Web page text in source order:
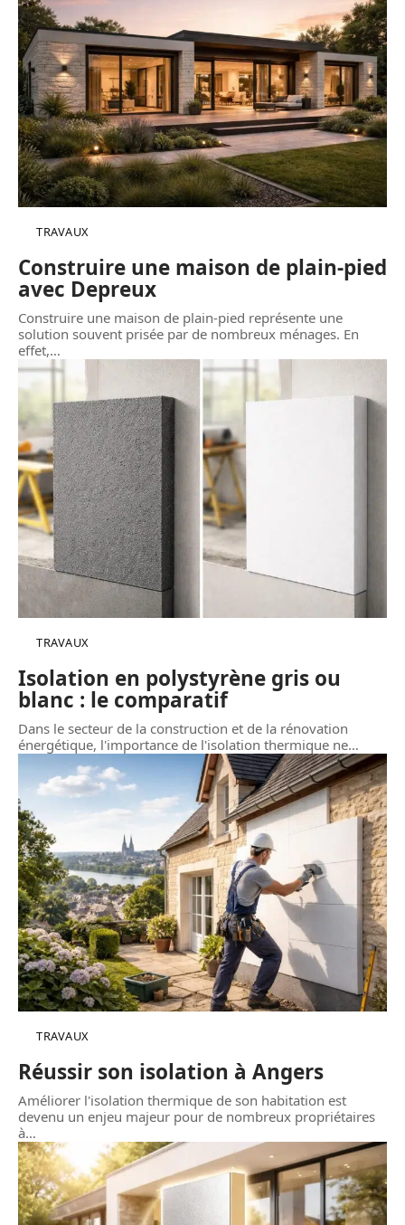
TRAVAUX
Construire une maison de plain-pied
avec Depreux
Construire une maison de plain-pied représente une
solution souvent prisée par de nombreux ménages. En
effet,…
TRAVAUX
Isolation en polystyrène gris ou
blanc : le comparatif
Dans le secteur de la construction et de la rénovation
énergétique, l'importance de l'isolation thermique ne…
TRAVAUX
Réussir son isolation à Angers
Améliorer l'isolation thermique de son habitation est
devenu un enjeu majeur pour de nombreux propriétaires
à…